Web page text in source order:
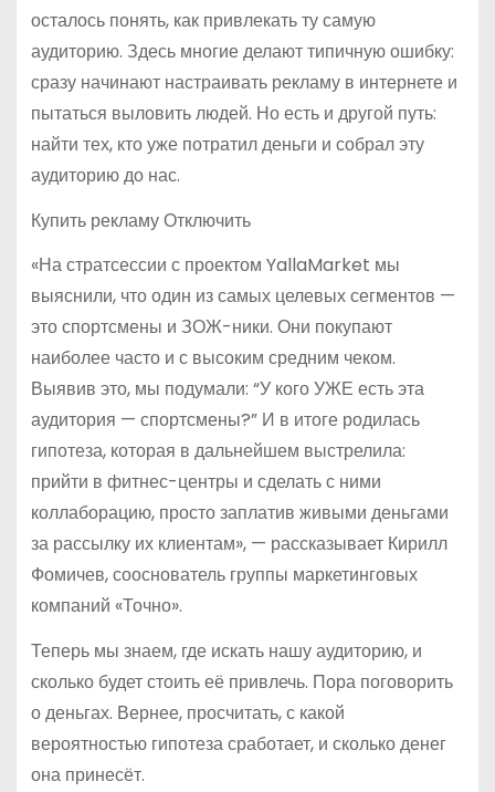
осталось понять, как привлекать ту самую
аудиторию. Здесь многие делают типичную ошибку:
сразу начинают настраивать рекламу в интернете и
пытаться выловить людей. Но есть и другой путь:
найти тех, кто уже потратил деньги и собрал эту
аудиторию до нас.
Купить рекламу Отключить
«На стратсессии с проектом YallaMarket мы
выяснили, что один из самых целевых сегментов —
это спортсмены и ЗОЖ-ники. Они покупают
наиболее часто и с высоким средним чеком.
Выявив это, мы подумали: “У кого УЖЕ есть эта
аудитория — спортсмены?” И в итоге родилась
гипотеза, которая в дальнейшем выстрелила:
прийти в фитнес-центры и сделать с ними
коллаборацию, просто заплатив живыми деньгами
за рассылку их клиентам», — рассказывает Кирилл
Фомичев, сооснователь группы маркетинговых
компаний «Точно».
Теперь мы знаем, где искать нашу аудиторию, и
сколько будет стоить её привлечь. Пора поговорить
о деньгах. Вернее, просчитать, с какой
вероятностью гипотеза сработает, и сколько денег
она принесёт.